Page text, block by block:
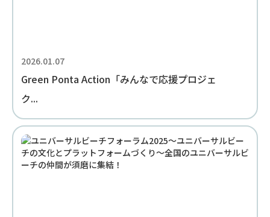
2026.01.07
Green Ponta Action「みんなで応援プロジェ
ク...